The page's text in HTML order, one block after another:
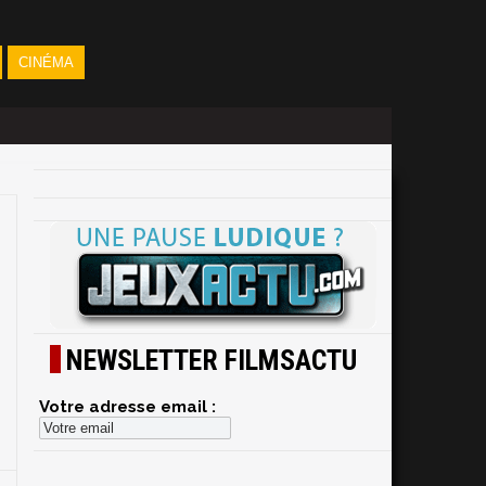
CINÉMA
NEWSLETTER FILMSACTU
Votre adresse email :